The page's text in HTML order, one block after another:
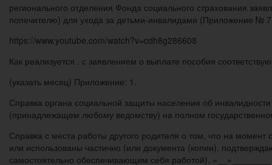
регионального отделения Фонда социального страхования
попечителю) для ухода за детьми-инвалидами (Приложение № 7
https://www.youtube.com/watch?v=cdh8g286608
Как реализуется . с заявлением о выплате пособия
(указать месяц) Приложение: 1.
Справка органа социальной защиты населения об
(принадлежащем любому ведомству) на полном
Справка с места работы другого родителя о том, что на
или использованы частично (или документа (копии),
самостоятельно обеспечивающим себя работой).